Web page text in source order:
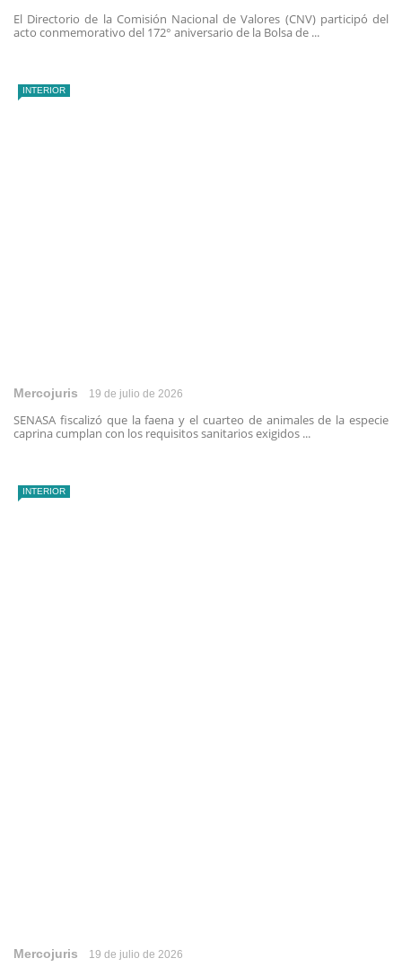
El Directorio de la Comisión Nacional de Valores (CNV) participó del
acto conmemorativo del 172° aniversario de la Bolsa de ...
INTERIOR
Mercojuris 19 de julio de 2026
SENASA fiscalizó que la faena y el cuarteo de animales de la especie
caprina cumplan con los requisitos sanitarios exigidos ...
INTERIOR
Mercojuris 19 de julio de 2026